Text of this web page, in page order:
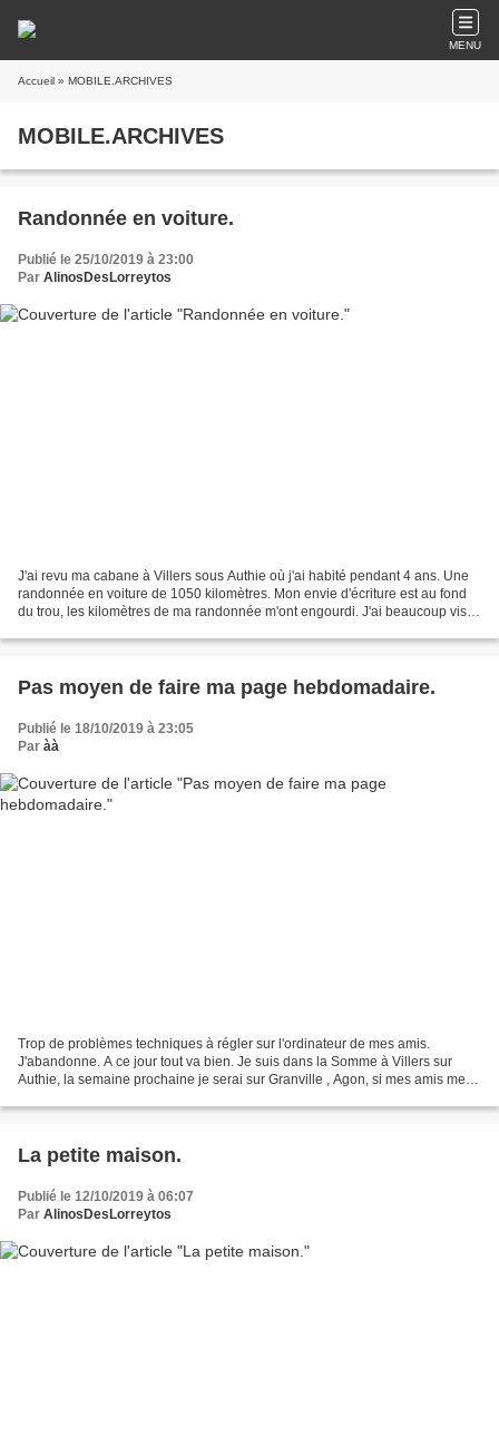
MENU
Accueil » MOBILE.ARCHIVES
MOBILE.ARCHIVES
Randonnée en voiture.
Publié le 25/10/2019 à 23:00
Par AlinosDesLorreytos
J'ai revu ma cabane à Villers sous Authie où j'ai habité pendant 4 ans. Une
randonnée en voiture de 1050 kilomètres. Mon envie d'écriture est au fond
du trou, les kilomètres de ma randonnée m'ont engourdi. J'ai beaucoup visité
Pas moyen de faire ma page hebdomadaire.
Publié le 18/10/2019 à 23:05
Par àà
Trop de problèmes techniques à régler sur l'ordinateur de mes amis.
J'abandonne. A ce jour tout va bien. Je suis dans la Somme à Villers sur
Authie, la semaine prochaine je serai sur Granville , Agon, si mes amis me
La petite maison.
Publié le 12/10/2019 à 06:07
Par AlinosDesLorreytos